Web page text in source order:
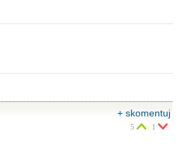
+ skomentuj
5 1